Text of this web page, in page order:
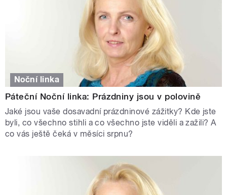
Noční linka
Páteční Noční linka: Prázdniny jsou v polovině
Jaké jsou vaše dosavadní prázdninové zážitky? Kde jste
byli, co všechno stihli a co všechno jste viděli a zažili? A
co vás ještě čeká v měsíci srpnu?